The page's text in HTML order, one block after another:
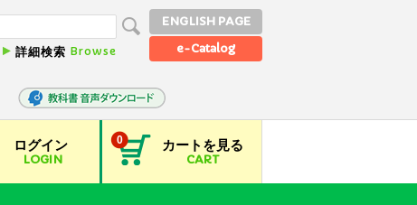
詳細検索 Browse
ENGLISH PAGE
e-Catalog
ログイン
LOGIN
カートを見る
CART
0